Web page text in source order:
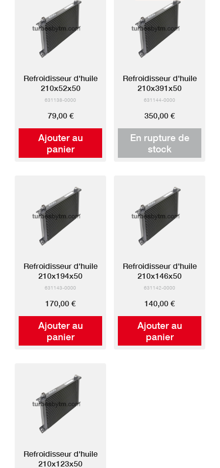
Ajouter au
panier
Refroidisseur d'huile
210x52x50
631138-0000
79,00 €
En rupture de
stock
Refroidisseur d'huile
210x391x50
631144-0000
350,00 €
Ajouter au
panier
Refroidisseur d'huile
210x194x50
631143-0000
170,00 €
Ajouter au
panier
Refroidisseur d'huile
210x146x50
631142-0000
140,00 €
Refroidisseur d'huile
210x123x50